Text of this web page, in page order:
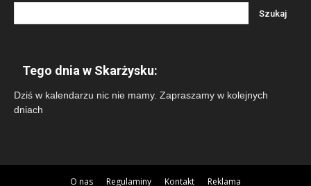
Tego dnia w Skarżysku:
Dziś w kalendarzu nic nie mamy. Zapraszamy w kolejnych
dniach
O nas Regulaminy Kontakt Reklama